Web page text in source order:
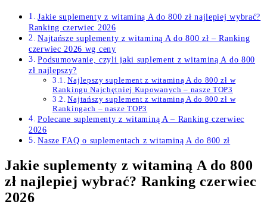
Jakie suplementy z witaminą A do 800 zł najlepiej wybrać?
Ranking czerwiec 2026
Najtańsze suplementy z witaminą A do 800 zł – Ranking
czerwiec 2026 wg ceny
Podsumowanie, czyli jaki suplement z witaminą A do 800
zł najlepszy?
Najlepszy suplement z witaminą A do 800 zł w
Rankingu Najchętniej Kupowanych – nasze TOP3
Najtańszy suplement z witaminą A do 800 zł w
Rankingach – nasze TOP3
Polecane suplementy z witaminą A – Ranking czerwiec
2026
Nasze FAQ o suplementach z witaminą A do 800 zł
Jakie suplementy z witaminą A do 800
zł najlepiej wybrać? Ranking czerwiec
2026